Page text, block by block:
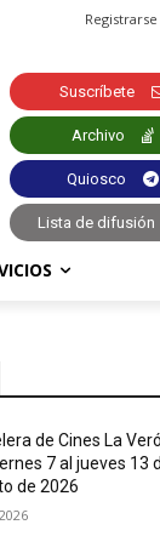
Registrarse
Suscríbete
Archivo
Quiosco
Lista de difusión
de Cines La
7 al jueves 13
de 2026